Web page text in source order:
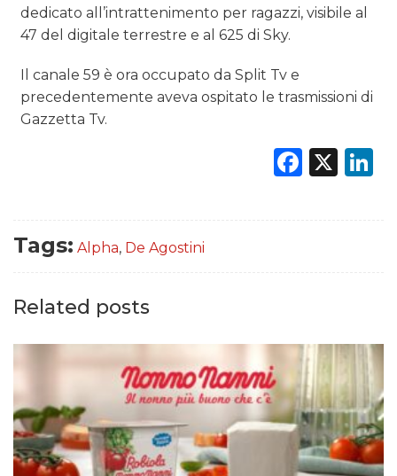
dedicato all’intrattenimento per ragazzi, visibile al
47 del digitale terrestre e al 625 di Sky.
Il canale 59 è ora occupato da Split Tv e
precedentemente aveva ospitato le trasmissioni di
Gazzetta Tv.
X
Tags: Alpha, De Agostini
Related posts